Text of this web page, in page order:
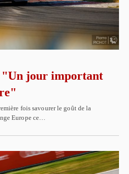
"Un jour important
fois savourer le goût de la
Europe ce…